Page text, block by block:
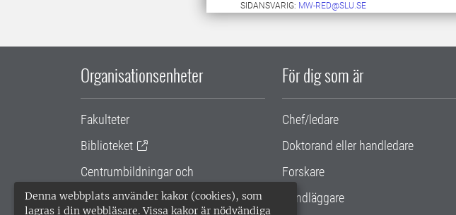
Denna webbplats använder kakor (cookies), som
lagras i din webbläsare. Vissa kakor är nödvändiga
SIDANSVARIG: MW-RED@SLU.SE
Organisationsenheter
Fakulteter
Biblioteket
Centrumbildningar och
samarbetsprojekt
För dig som är
Chef/ledare
Doktorand eller handledare
Forskare
Handläggare